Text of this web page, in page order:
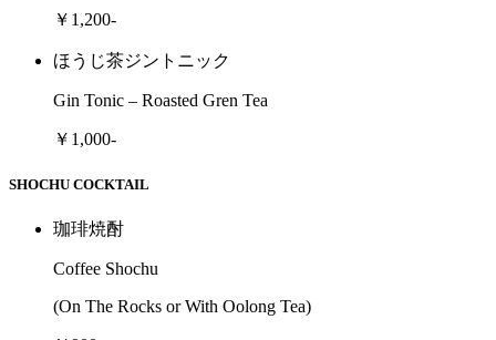
￥1,200-
ほうじ茶ジントニック
Gin Tonic – Roasted Gren Tea
￥1,000-
SHOCHU COCKTAIL
珈琲焼酎
Coffee Shochu
(On The Rocks or With Oolong Tea)